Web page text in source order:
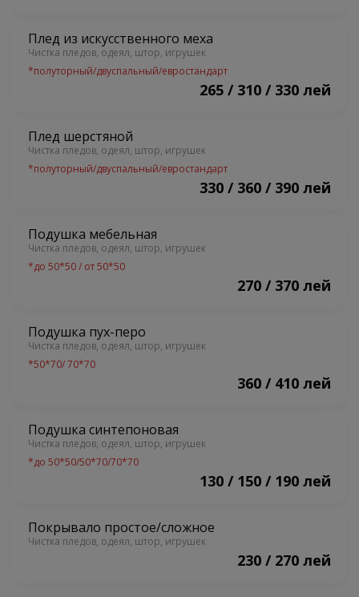
Плед из искусственного меха
Чистка пледов, одеял, штор, игрушек
*полуторный/двуспальный/евростандарт
265 / 310 / 330 лей
Плед шерстяной
Чистка пледов, одеял, штор, игрушек
*полуторный/двуспальный/евростандарт
330 / 360 / 390 лей
Подушка мебельная
Чистка пледов, одеял, штор, игрушек
*до 50*50 / от 50*50
270 / 370 лей
Подушка пух-перо
Чистка пледов, одеял, штор, игрушек
*50*70/ 70*70
360 / 410 лей
Подушка синтепоновая
Чистка пледов, одеял, штор, игрушек
*до 50*50/50*70/70*70
130 / 150 / 190 лей
Покрывало простое/сложное
Чистка пледов, одеял, штор, игрушек
230 / 270 лей